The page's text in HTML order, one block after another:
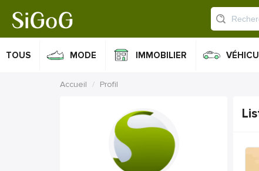
TOUS MODE IMMOBILIER
Accueil Profil